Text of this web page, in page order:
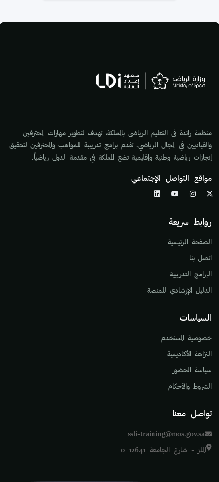
الكتل
منظمة رائدة في التعليم الرياضي بالمملكة، تهدف لتطوير مهارات المحترفين
والقياديين في المجال الرياضي. تقدم برامج تدريبية للمواهب والمحترفين لتحقيق
إنجازات رياضية وطنية وإقليمية تضع المملكة في مقدمة الدول رياضياً.
مواقع التواصل الإجتماعي
روابط سريعة
الصفحة الرئيسية
اتصل بنا
البرامج التدريبية
الدليل الإرشادي للمنصة
السياسات
خصوصية المستخدم
النزاهة الأكاديمية
سياسة الحضور
الشروط والأحكام
تواصل معنا
ssli-training@mos.gov.sa
الملز - شارع الجامعة 12641 0